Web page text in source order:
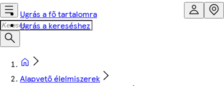
Ugrás a fő tartalomra
Ugrás a kereséshez
Alapvető élelmiszerek